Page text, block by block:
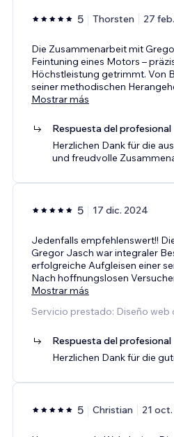
5 Thorsten 27
Die Zusammenarbeit mit
Feintuning eines Motors –
Höchstleistung getrimmt. Von
seiner methodischen
Mostrar más
Respuesta del profesional
Herzlichen Dank für die
und freudvolle
5 17 dic. 2024
Jedenfalls empfehlenswert!!
Gregor Jasch war integraler
erfolgreiche Aufgleisen einer
Nach hoffnungslosen
Mostrar más
Servicio prestado: Diseño web
Respuesta del profesional
Herzlichen Dank für die
5 Christian 21